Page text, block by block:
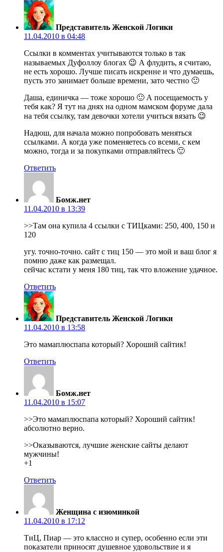
Представитель Женской Логики
11.04.2010 в 04:48
Ссылки в комментах учитываются только в так
называемых Дуфоллоу блогах 😉 А флудить, я считаю,
не есть хорошо. Лучше писать искренне и что думаешь,
пусть это занимает больше времени, зато честно 🙂
Даша, единичка — тоже хорошо 🙂 А посещаемость у
тебя как? Я тут на днях на одном мамском форуме дала
на тебя ссылку, там девочки хотели учиться вязать 😉
Надюш, для начала можно попробовать меняться
ссылками. А когда уже поменяетесь со всеми, с кем
можно, тогда и за покупками отправляйтесь 🙂
Ответить
Бомж.нет
11.04.2010 в 13:39
>>Там она купила 4 ссылки с ТИЦками: 250, 400, 150 и
120
угу. точно-точно. сайт с тиц 150 — это мой и ваш блог я
помню даже как размещал.
сейчас кстати у меня 180 тиц, так что вложение удачное.
Ответить
Представитель Женской Логики
11.04.2010 в 13:58
Это мамаплюспапа который? Хороший сайтик!
Ответить
Бомж.нет
11.04.2010 в 15:07
>>Это мамаплюспапа который? Хороший сайтик!
абсолютно верно.
>>Оказываются, лучшие женские сайты делают
мужчины!
+1
Ответить
Женщина с изюминкой
11.04.2010 в 17:12
ТиЦ, Пиар — это классно и супер, особенно если эти
показатели приносят душевное удовольствие и я